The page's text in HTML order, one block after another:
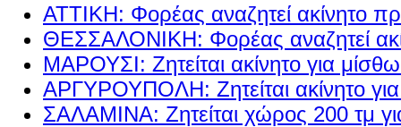
ΑΤΤΙΚΗ: Φορέας αναζητεί ακίνητο
ΘΕΣΣΑΛΟΝΙΚΗ: Φορέας αναζητεί
ΜΑΡΟΥΣΙ: Ζητείται ακίνητο για
ΑΡΓΥΡΟΥΠΟΛΗ: Ζητείται ακίνητο
ΣΑΛΑΜΙΝΑ: Ζητείται χώρος 200 τμ